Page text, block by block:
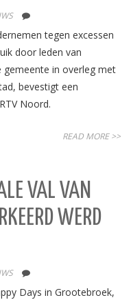
tegen excessen
door leden van
gemeente in overleg met
bevestigt een
Noord.
READ MORE >>
VAL VAN
WERD
Days in Grootebroek,